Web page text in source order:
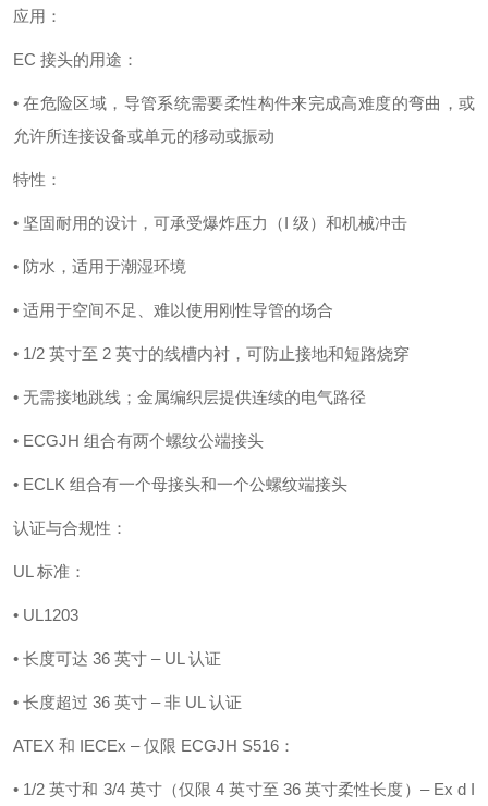
应用：
EC 接头的用途：
• 在危险区域，导管系统需要柔性构件来完成高难度的弯曲，或
允许所连接设备或单元的移动或振动
特性：
• 坚固耐用的设计，可承受爆炸压力（I 级）和机械冲击
• 防水，适用于潮湿环境
• 适用于空间不足、难以使用刚性导管的场合
• 1/2 英寸至 2 英寸的线槽内衬，可防止接地和短路烧穿
• 无需接地跳线；金属编织层提供连续的电气路径
• ECGJH 组合有两个螺纹公端接头
• ECLK 组合有一个母接头和一个公螺纹端接头
认证与合规性：
UL 标准：
• UL1203
• 长度可达 36 英寸 – UL 认证
• 长度超过 36 英寸 – 非 UL 认证
ATEX 和 IECEx – 仅限 ECGJH S516：
• 1/2 英寸和 3/4 英寸（仅限 4 英寸至 36 英寸柔性长度）– Ex d I